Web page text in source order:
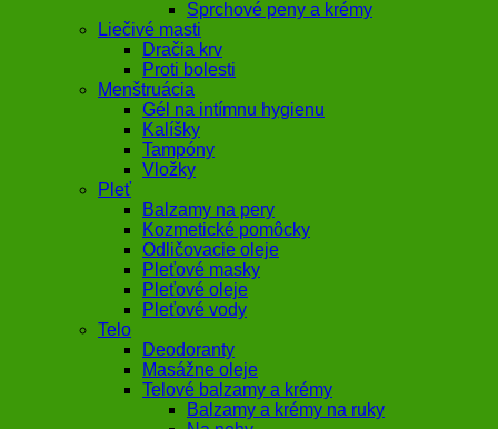
Sprchové peny a krémy
Liečivé masti
Dračia krv
Proti bolesti
Menštruácia
Gél na intímnu hygienu
Kalíšky
Tampóny
Vložky
Pleť
Balzamy na pery
Kozmetické pomôcky
Odličovacie oleje
Pleťové masky
Pleťové oleje
Pleťové vody
Telo
Deodoranty
Masážne oleje
Telové balzamy a krémy
Balzamy a krémy na ruky